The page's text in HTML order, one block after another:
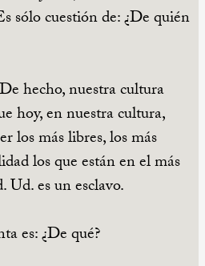
sólo cuestión de: ¿De quién
hecho, nuestra cultura
hoy, en nuestra cultura,
los más libres, los más
los que están en el más
Ud. es un esclavo.
es: ¿De qué?